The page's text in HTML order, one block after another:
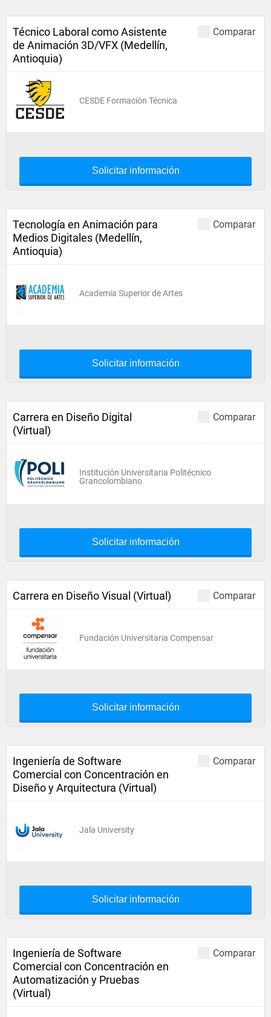
Comparar
Técnico Laboral como Asistente
de Animación 3D/VFX (Medellín,
Antioquia)
CESDE Formación Técnica
Solicitar información
Comparar
Tecnología en Animación para
Medios Digitales (Medellín,
Antioquia)
Academia Superior de Artes
Solicitar información
Comparar
Carrera en Diseño Digital
(Virtual)
Institución Universitaria Politécnico
Grancolombiano
Solicitar información
Comparar
Carrera en Diseño Visual (Virtual)
Fundación Universitaria Compensar
Solicitar información
Comparar
Ingeniería de Software
Comercial con Concentración en
Diseño y Arquitectura (Virtual)
Jala University
Solicitar información
Comparar
Ingeniería de Software
Comercial con Concentración en
Automatización y Pruebas
(Virtual)